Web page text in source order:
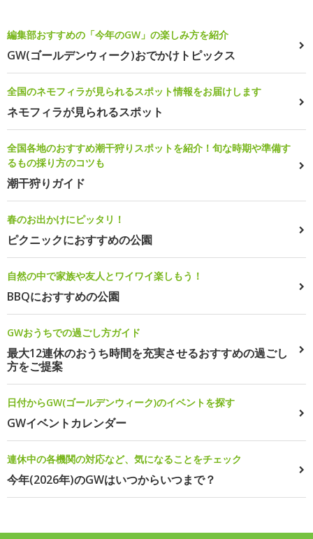
編集部おすすめの「今年のGW」の楽しみ方を紹介
GW(ゴールデンウィーク)おでかけトピックス
全国のネモフィラが見られるスポット情報をお届けします
ネモフィラが見られるスポット
全国各地のおすすめ潮干狩りスポットを紹介！旬な時期や準備す
るもの採り方のコツも
潮干狩りガイド
春のお出かけにピッタリ！
ピクニックにおすすめの公園
自然の中で家族や友人とワイワイ楽しもう！
BBQにおすすめの公園
GWおうちでの過ごし方ガイド
最大12連休のおうち時間を充実させるおすすめの過ごし
方をご提案
日付からGW(ゴールデンウィーク)のイベントを探す
GWイベントカレンダー
連休中の各機関の対応など、気になることをチェック
今年(2026年)のGWはいつからいつまで？